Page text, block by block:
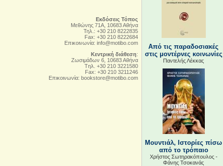
Εκδόσεις Τόπος
Μεθώνης 71Α, 10683 Αθήνα
Τηλ.: +30 210 8222835
Fax: +30 210 8222684
Επικοινωνία: info@motibo.com
Κεντρική διάθεση:
Zωσιμάδων 6, 10683 Αθήνα
Tηλ. +30 210 3221580
Fax: +30 210 3211246
Επικοινωνία: bookstore@motibo.com
Από τις παραδοσιακές
στις μοντέρνες κοινωνίες
Παντελής Λέκκας
Μουντιάλ, Ιστορίες πίσω
από το τρόπαιο
Χρήστος Σωτηρακόπουλος -
Φάνης Τσοκανάς